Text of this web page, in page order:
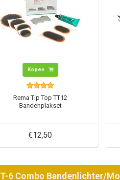
Kopen
Rema Tip Top TT12
Bandenplakset
€12,50
T-6 Combo Bandenlichter/